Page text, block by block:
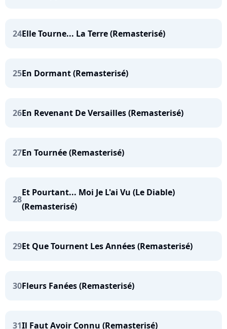
24Elle Tourne... La Terre (Remasterisé)
25En Dormant (Remasterisé)
26En Revenant De Versailles (Remasterisé)
27En Tournée (Remasterisé)
28
Et Pourtant... Moi Je L'ai Vu (Le Diable)
(Remasterisé)
29Et Que Tournent Les Années (Remasterisé)
30Fleurs Fanées (Remasterisé)
31Il Faut Avoir Connu (Remasterisé)